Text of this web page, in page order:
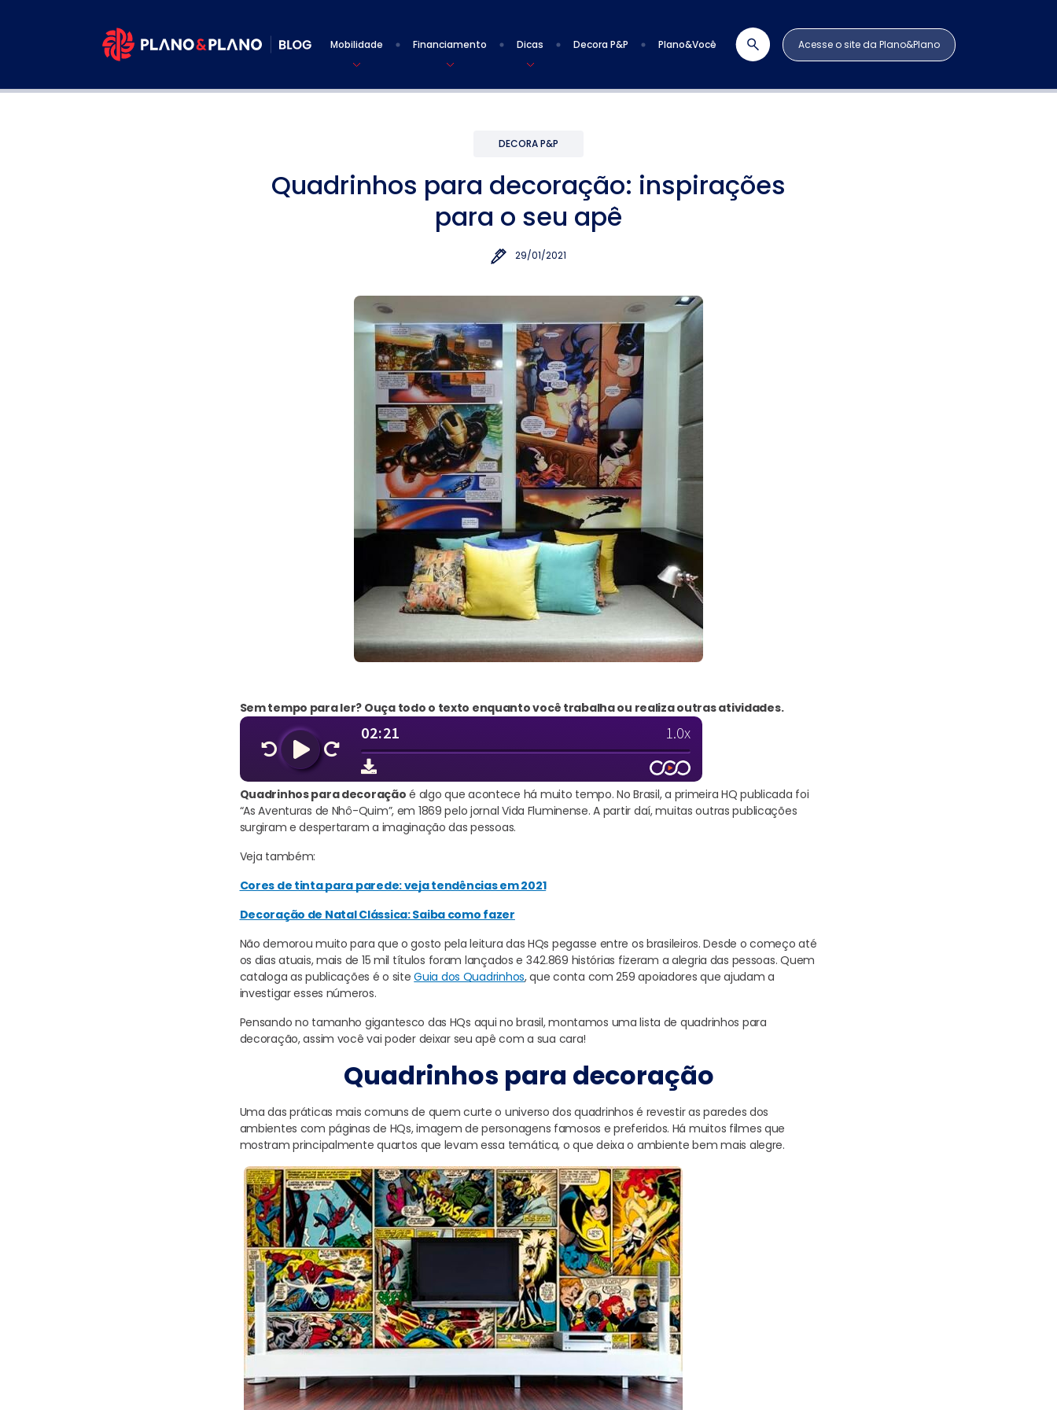
Mobilidade Financiamento Dicas Decora P&P Plano&Você Acesse o site da Plano&Plano
DECORA P&P
Quadrinhos para decoração: inspirações
para o seu apê
29/01/2021
Sem tempo para ler? Ouça todo o texto enquanto você trabalha ou realiza outras atividades.
Quadrinhos para decoração é algo que acontece há muito tempo. No Brasil, a primeira HQ publicada foi
“As Aventuras de Nhô-Quim”, em 1869 pelo jornal Vida Fluminense. A partir daí, muitas outras publicações
surgiram e despertaram a imaginação das pessoas.
Veja também:
Cores de tinta para parede: veja tendências em 2021
Decoração de Natal Clássica: Saiba como fazer
Não demorou muito para que o gosto pela leitura das HQs pegasse entre os brasileiros. Desde o começo até
os dias atuais, mais de 15 mil títulos foram lançados e 342.869 histórias fizeram a alegria das pessoas. Quem
cataloga as publicações é o siteGuia dos Quadrinhos, que conta com 259 apoiadores que ajudam a
investigar esses números.
Pensando no tamanho gigantesco das HQs aqui no brasil, montamos uma lista de quadrinhos para
decoração, assim você vai poder deixar seu apê com a sua cara!
Quadrinhos para decoração
Uma das práticas mais comuns de quem curte o universo dos quadrinhos é revestir as paredes dos
ambientes com páginas de HQs, imagem de personagens famosos e preferidos. Há muitos filmes que
mostram principalmente quartos que levam essa temática, o que deixa o ambiente bem mais alegre.